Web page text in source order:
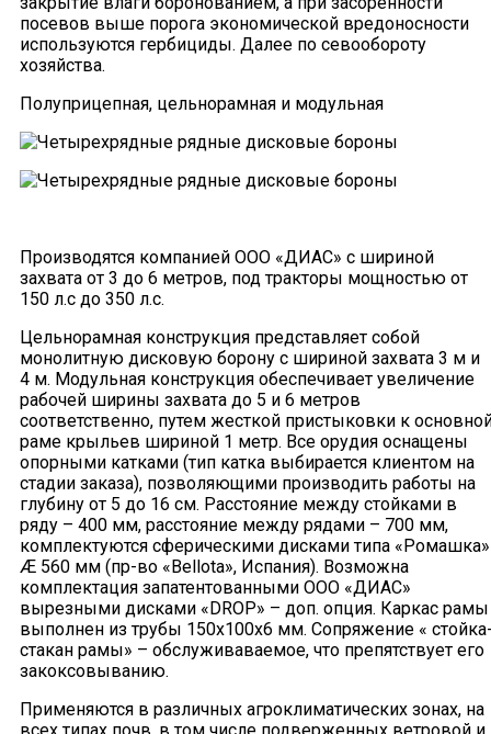
посевов выше порога экономической вредоносности
используются гербициды. Далее по севообороту
хозяйства.
Полуприцепная, цельнорамная и модульная
Производятся компанией ООО «ДИАС» с шириной
захвата от 3 до 6 метров, под тракторы мощностью от
150 л.с до 350 л.с.
Цельнорамная конструкция представляет собой
монолитную дисковую борону с шириной захвата 3 м и
4 м. Модульная конструкция обеспечивает увеличение
рабочей ширины захвата до 5 и 6 метров
соответственно, путем жесткой пристыковки к
раме крыльев шириной 1 метр. Все орудия оснащены
опорными катками (тип катка выбирается клиентом на
стадии заказа), позволяющими производить работы на
глубину от 5 до 16 см. Расстояние между стойками в
ряду – 400 мм, расстояние между рядами – 700 мм,
комплектуются сферическими дисками типа «Ромашка»
Æ 560 мм (пр-во «Bellota», Испания). Возможна
комплектация запатентованными ООО «ДИАС»
вырезными дисками «DROP» – доп. опция. Каркас рамы
выполнен из трубы 150х100х6 мм. Сопряжение «
стакан рамы» – обслуживаваемое, что препятствует его
закоксовыванию.
Применяются в различных агроклиматических зонах, на